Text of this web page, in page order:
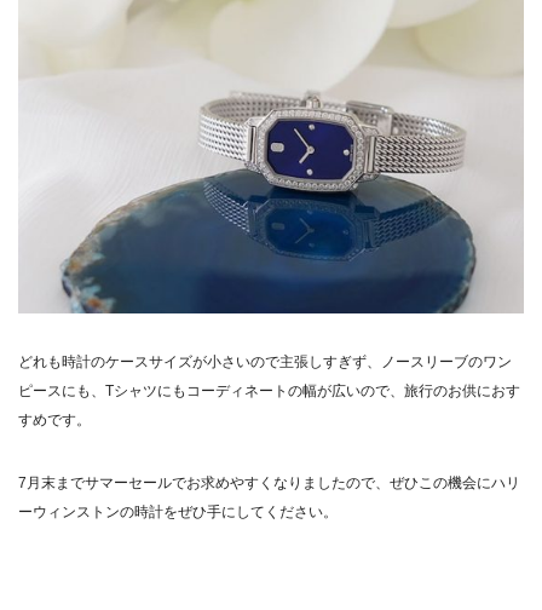
どれも時計のケースサイズが小さいので主張しすぎず、ノースリーブのワン
ピースにも、Tシャツにもコーディネートの幅が広いので、旅行のお供におす
すめです。
7月末までサマーセールでお求めやすくなりましたので、ぜひこの機会にハリ
ーウィンストンの時計をぜひ手にしてください。